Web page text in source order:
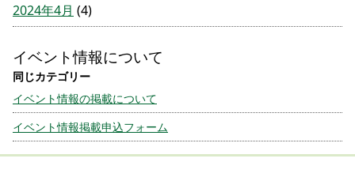
2024年4月 (4)
イベント情報について
イベント情報の掲載について
イベント情報掲載申込フォーム